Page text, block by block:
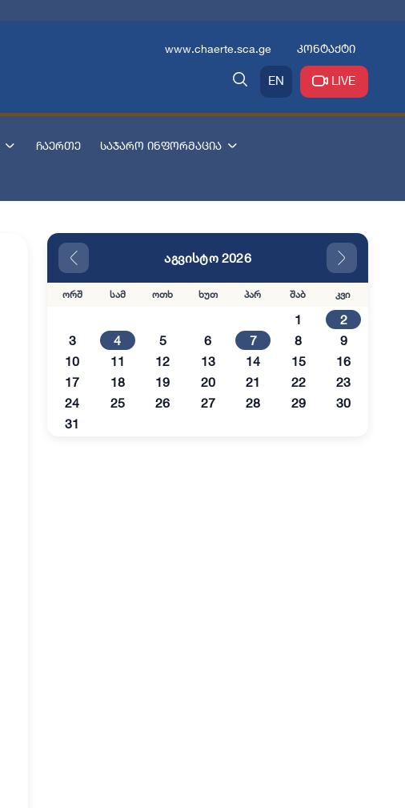
www.chaerte.sca.ge კონტაქტი
EN LIVE
ჩაერთე საჯარო ინფორმაცია
აგვისტო 2026
ორშ სამ ოთხ ხუთ პარ შაბ კვი
1
2
3
4 5 6 7 8
9
10
11 12 13 14 15
16
17
18 19 20 21 22
23
24
25 26 27 28 29
30
31